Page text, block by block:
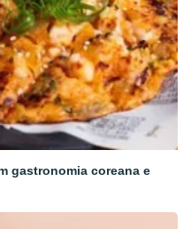
gastronomia coreana e